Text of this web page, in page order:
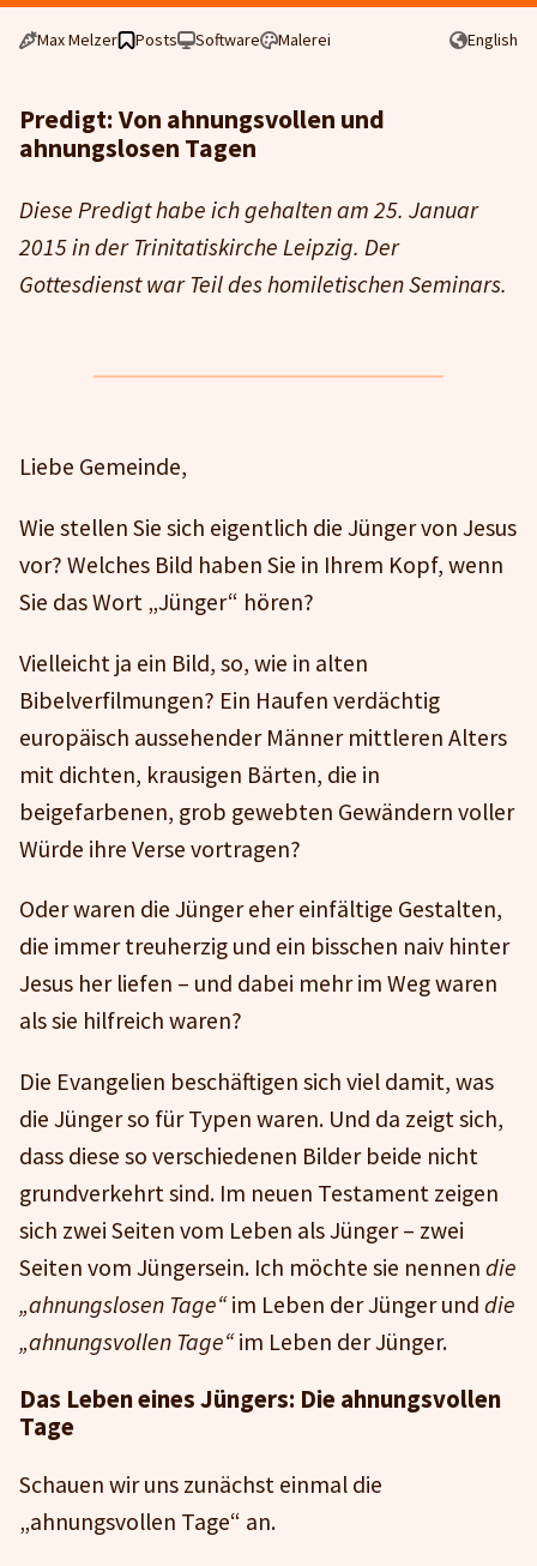
Max Melzer Posts Software Malerei English
Predigt: Von ahnungsvollen und
ahnungslosen Tagen
Diese Predigt habe ich gehalten am 25. Januar
2015 in der Trinitatiskirche Leipzig. Der
Gottesdienst war Teil des homiletischen Seminars.
Liebe Gemeinde,
Wie stellen Sie sich eigentlich die Jünger von Jesus
vor? Welches Bild haben Sie in Ihrem Kopf, wenn
Sie das Wort „Jünger“ hören?
Vielleicht ja ein Bild, so, wie in alten
Bibelverfilmungen? Ein Haufen verdächtig
europäisch aussehender Männer mittleren Alters
mit dichten, krausigen Bärten, die in
beigefarbenen, grob gewebten Gewändern voller
Würde ihre Verse vortragen?
Oder waren die Jünger eher einfältige Gestalten,
die immer treuherzig und ein bisschen naiv hinter
Jesus her liefen – und dabei mehr im Weg waren
als sie hilfreich waren?
Die Evangelien beschäftigen sich viel damit, was
die Jünger so für Typen waren. Und da zeigt sich,
dass diese so verschiedenen Bilder beide nicht
grundverkehrt sind. Im neuen Testament zeigen
sich zwei Seiten vom Leben als Jünger – zwei
Seiten vom Jüngersein. Ich möchte sie nennen die
„ahnungslosen Tage“im Leben der Jünger und die
„ahnungsvollen Tage“im Leben der Jünger.
Das Leben eines Jüngers: Die ahnungsvollen
Tage
Schauen wir uns zunächst einmal die
„ahnungsvollen Tage“ an.